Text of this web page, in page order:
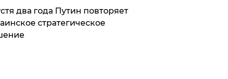
два года Путин повторяет
стратегическое